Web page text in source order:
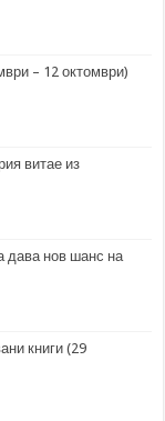
– 12 октомври)
витае из
дава нов шанс на
книги (29